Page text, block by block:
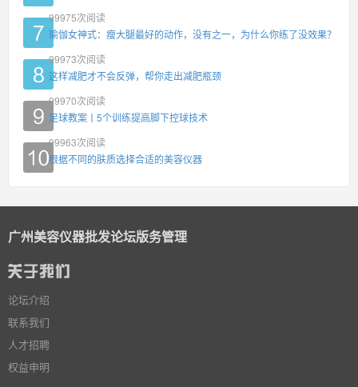
99975次阅读
瑜伽女神式：瘦大腿最好的动作，没有之一，为什么你练了没效果？
99973次阅读
这样减肥才不会反弹，帮你走出减肥瓶颈
99970次阅读
足球教案丨5个训练提高脚下控球技术
99963次阅读
根据不同的肤质选择合适的美容仪器
广州美容仪器批发论坛版务管理
论坛介绍
联系我们
人才招聘
权益申明